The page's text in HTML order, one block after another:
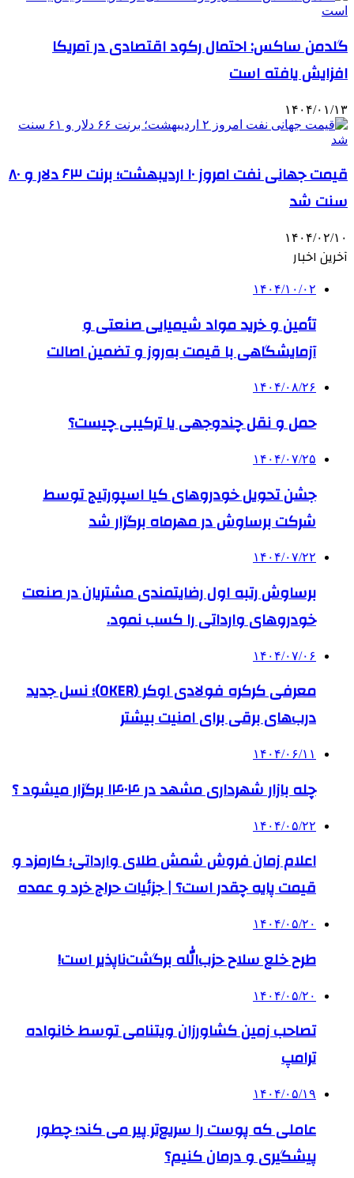
گلدمن ساکس: احتمال رکود اقتصادی در آمریکا
افزایش یافته است
۱۴۰۴/۰۱/۱۳
قیمت جهانی نفت امروز ۱۰ اردیبهشت؛ برنت ۶۳ دلار و ۸۰
سنت شد
۱۴۰۴/۰۲/۱۰
آخرین اخبار
۱۴۰۴/۱۰/۰۲
تأمین و خرید مواد شیمیایی صنعتی و
آزمایشگاهی با قیمت به‌روز و تضمین اصالت
۱۴۰۴/۰۸/۲۶
حمل و نقل چندوجهی یا ترکیبی چیست؟
۱۴۰۴/۰۷/۲۵
جشن تحویل خودروهای کیا اسپورتیج توسط
شرکت برساوش در مهرماه برگزار شد
۱۴۰۴/۰۷/۲۲
برساوش رتبه اول رضایتمندی مشتریان در صنعت
خودروهای وارداتی را کسب نمود.
۱۴۰۴/۰۷/۰۶
معرفی کرکره فولادی اوکر (OKER)؛ نسل جدید
درب‌های برقی برای امنیت بیشتر
۱۴۰۴/۰۶/۱۱
چله بازار شهرداری مشهد در ۱۴۰۴ برگزار میشود ؟
۱۴۰۴/۰۵/۲۲
اعلام زمان فروش شمش طلای وارداتی؛ کارمزد و
قیمت پایه چقدر است؟ | جزئیات حراج خرد و عمده
۱۴۰۴/۰۵/۲۰
طرح خلع سلاح حزب‌الله برگشت‌ناپذیر است!
۱۴۰۴/۰۵/۲۰
تصاحب زمین کشاورزان ویتنامی توسط خانواده
ترامپ
۱۴۰۴/۰۵/۱۹
عاملی که پوست را سریع‌تر پیر می کند؛ چطور
پیشگیری و درمان کنیم؟